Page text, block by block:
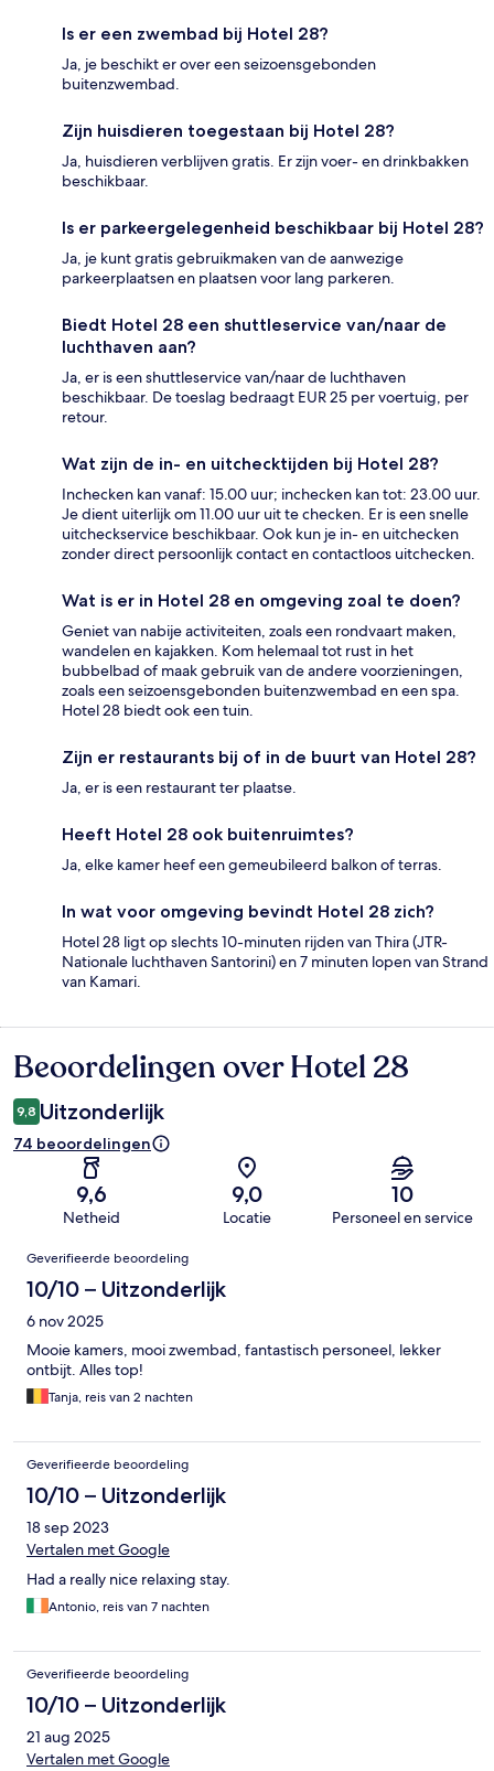
Is er een zwembad bij Hotel 28?
Ja, je beschikt er over een seizoensgebonden
buitenzwembad.
Zijn huisdieren toegestaan bij Hotel 28?
Ja, huisdieren verblijven gratis. Er zijn voer- en drinkbakken
beschikbaar.
Is er parkeergelegenheid beschikbaar bij Hotel 28?
Ja, je kunt gratis gebruikmaken van de aanwezige
parkeerplaatsen en plaatsen voor lang parkeren.
Biedt Hotel 28 een shuttleservice van/naar de
luchthaven aan?
Ja, er is een shuttleservice van/naar de luchthaven
beschikbaar. De toeslag bedraagt EUR 25 per voertuig, per
retour.
Wat zijn de in- en uitchecktijden bij Hotel 28?
Inchecken kan vanaf: 15.00 uur; inchecken kan tot: 23.00 uur.
Je dient uiterlijk om 11.00 uur uit te checken. Er is een snelle
uitcheckservice beschikbaar. Ook kun je in- en uitchecken
zonder direct persoonlijk contact en contactloos uitchecken.
Wat is er in Hotel 28 en omgeving zoal te doen?
Geniet van nabije activiteiten, zoals een rondvaart maken,
wandelen en kajakken. Kom helemaal tot rust in het
bubbelbad of maak gebruik van de andere voorzieningen,
zoals een seizoensgebonden buitenzwembad en een spa.
Hotel 28 biedt ook een tuin.
Zijn er restaurants bij of in de buurt van Hotel 28?
Ja, er is een restaurant ter plaatse.
Heeft Hotel 28 ook buitenruimtes?
Ja, elke kamer heef een gemeubileerd balkon of terras.
In wat voor omgeving bevindt Hotel 28 zich?
Hotel 28 ligt op slechts 10-minuten rijden van Thira (JTR-
Nationale luchthaven Santorini) en 7 minuten lopen van Strand
van Kamari.
Beoordelingen
Beoordelingen over Hotel 28
9,8 Uitzonderlijk
74 beoordelingen
9,6
Netheid
9,0
Locatie
10
Personeel en service
Beoordelingen
Geverifieerde beoordeling
10/10 – Uitzonderlijk
6 nov 2025
Mooie kamers, mooi zwembad, fantastisch personeel, lekker
ontbijt. Alles top!
Tanja, reis van 2 nachten
Geverifieerde beoordeling
10/10 – Uitzonderlijk
18 sep 2023
Vertalen met Google
Had a really nice relaxing stay.
Antonio, reis van 7 nachten
Geverifieerde beoordeling
10/10 – Uitzonderlijk
21 aug 2025
Vertalen met Google